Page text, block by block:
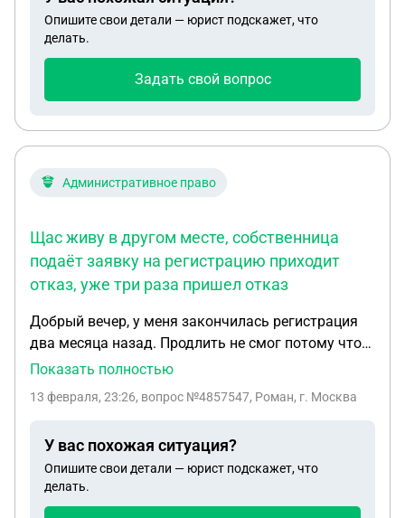
ли судимость послужить отказом для
поступления?
Опишите свои детали — юрист подскажет, что
делать.
Задать свой вопрос
Административное право
Щас живу в другом месте, собственница
подаёт заявку на регистрацию приходит
отказ, уже три раза пришел отказ
Добрый вечер, у меня закончилась регистрация
два месяца назад. Продлить не смог потому что
переехал с того места. Щас живу в другом месте,
приходит отказ, уже три раза пришел отказ. Что
Показать полностью
13 февраля, 23:26, вопрос №4857547, Роман, г. Москва
У вас похожая ситуация?
Опишите свои детали — юрист подскажет, что
делать.